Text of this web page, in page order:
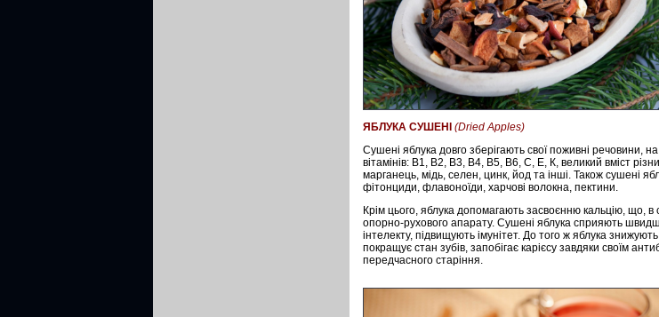
ЯБЛУКА СУШЕНІ (Dried Apples)
Сушені яблука довго зберігають свої поживні речовини,
вітамінів: В1, В2, В3, В4, В5, В6, С, Е, К, великий вміст
марганець, мідь, селен, цинк, йод та інші. Також сушені
фітонциди, флавоноїди, харчові волокна, пектини.
Крім цього, яблука допомагають засвоєнню кальцію, що,
опорно-рухового апарату. Сушені яблука сприяють
інтелекту, підвищують імунітет. До того ж яблука
покращує стан зубів, запобігає карієсу завдяки своїм
передчасного старіння.